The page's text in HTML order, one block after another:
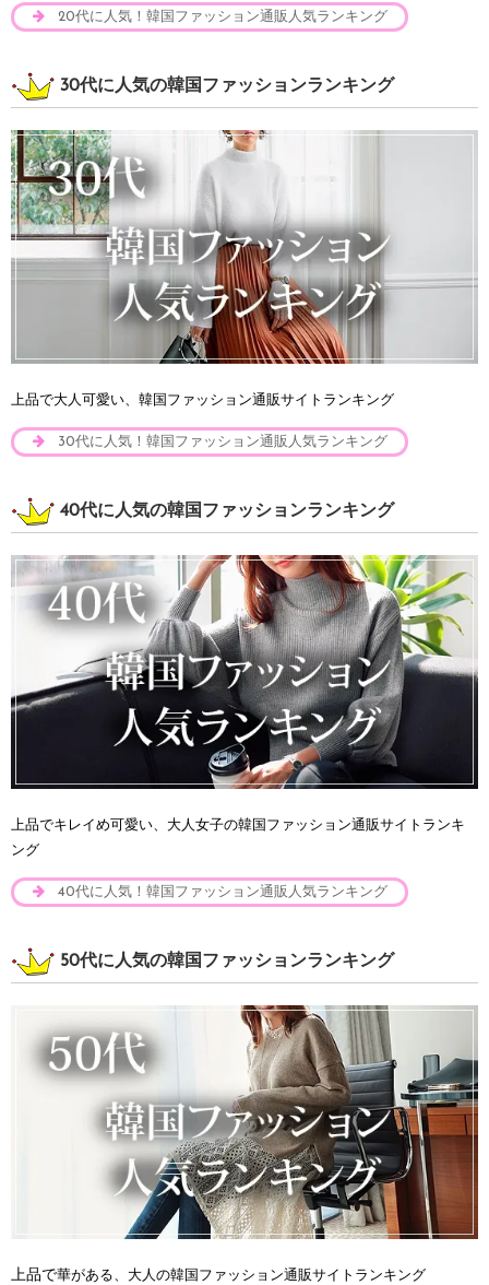
20代に人気！韓国ファッション通販人気ランキング
30代に人気の韓国ファッションランキング
上品で大人可愛い、韓国ファッション通販サイトランキング
30代に人気！韓国ファッション通販人気ランキング
40代に人気の韓国ファッションランキング
上品でキレイめ可愛い、大人女子の韓国ファッション通販サイトランキ
ング
40代に人気！韓国ファッション通販人気ランキング
50代に人気の韓国ファッションランキング
上品で華がある、大人の韓国ファッション通販サイトランキング